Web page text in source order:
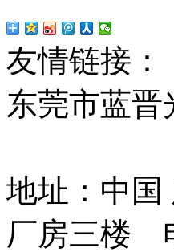
友情链接：
东莞市蓝
地址：中国
厂房三楼